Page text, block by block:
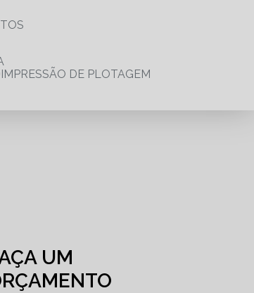
IMPRESSÃO DE PLOTAGEM
UM